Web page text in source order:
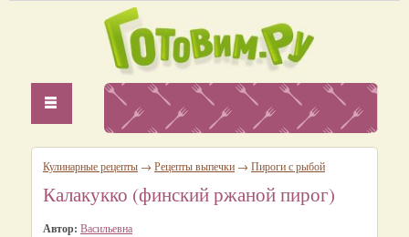
Кулинарные рецепты → Рецепты выпечки → Пироги с рыбой
Калакукко (финский ржаной пирог)
Автор: Васильевна